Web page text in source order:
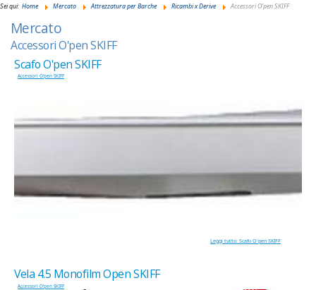
Sei qui: Home Mercato Attrezzatura per Barche Ricambi x Derive Accessori O'pen SKIFF
Mercato
Accessori O'pen SKIFF
Scafo O'pen SKIFF
Accessori O'pen SKIFF
Leggi tutto: Scafo O'pen SKIFF
Vela 4.5 Monofilm Open SKIFF
Accessori O'pen SKIFF